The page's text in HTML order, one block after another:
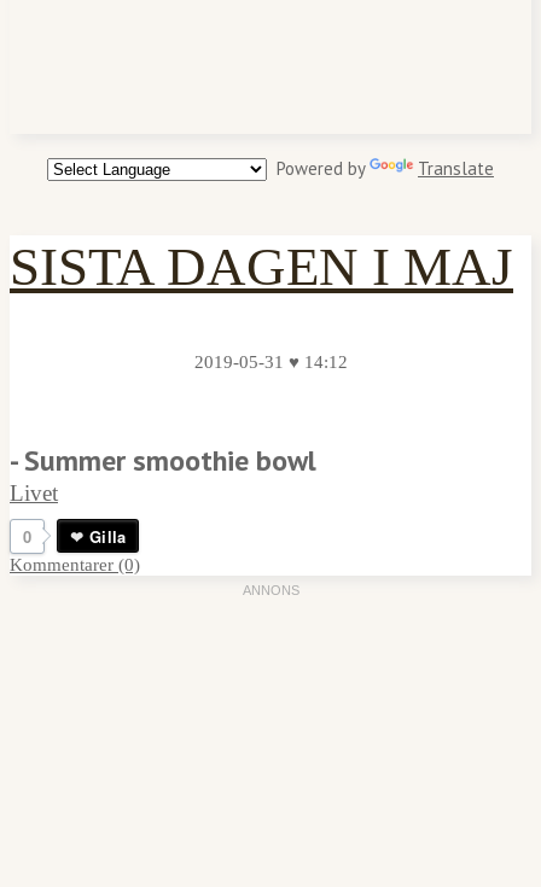
Powered by Translate
SISTA DAGEN I MAJ
2019-05-31 ♥ 14:12
- Summer smoothie bowl
Livet
0 Gilla
Kommentarer (0)